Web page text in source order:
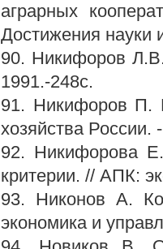
аграрных
Достижения науки
90. Никифоров
1991.-248с.
91. Никифоров П.
хозяйства
92. Никифорова
критерии. // АПК:
93. Никонов А.
экономика и